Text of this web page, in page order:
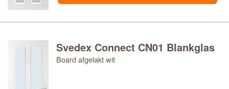
Svedex Connect CN01 Blankglas
Board afgelakt wit